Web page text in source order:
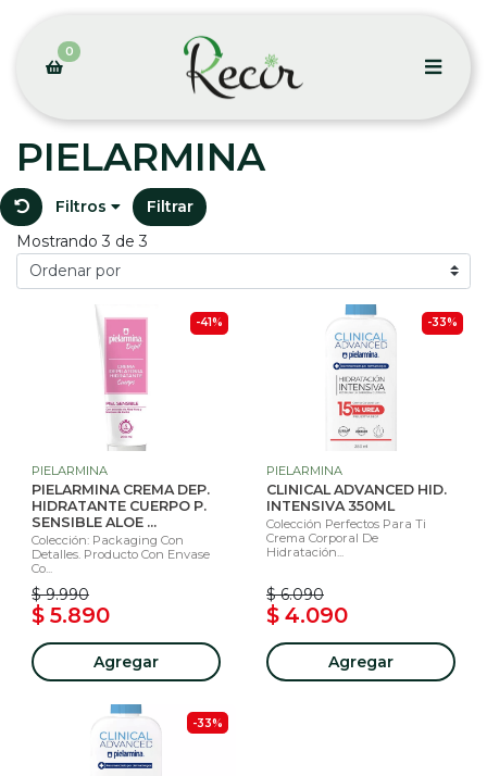
0
PIELARMINA
Filtros
Filtrar
Mostrando 3 de 3
-41%
PIELARMINA
PIELARMINA CREMA DEP.
HIDRATANTE CUERPO P.
SENSIBLE ALOE ...
Colección: Packaging Con
Detalles. Producto Con Envase
Co...
$ 9.990
$ 5.890
Agregar
-33%
PIELARMINA
CLINICAL ADVANCED HID.
INTENSIVA 350ML
Colección Perfectos Para Ti
Crema Corporal De
Hidratación...
$ 6.090
$ 4.090
Agregar
-33%